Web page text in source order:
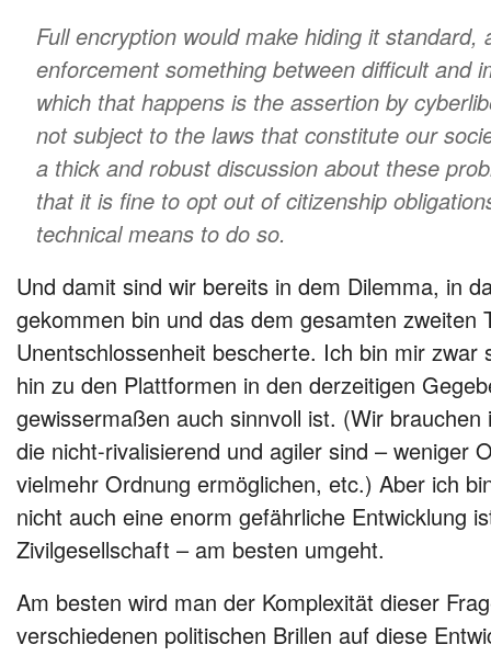
Full encryption would make hiding it standard,
enforcement something between difficult and
which that happens is the assertion by
not subject to the laws that constitute our
a thick and robust discussion about these
that it is fine to opt out of citizenship
technical means to do so.
Und damit sind wir bereits in dem Dilemma, in
gekommen bin und das dem gesamten zweiten
Unentschlossenheit bescherte. Ich bin mir zwar
hin zu den Plattformen in den derzeitigen
gewissermaßen auch sinnvoll ist. (Wir
die nicht-rivalisierend und agiler sind – weniger
vielmehr Ordnung ermöglichen, etc.) Aber ich
nicht auch eine enorm gefährliche Entwicklung
Zivilgesellschaft – am besten umgeht.
Am besten wird man der Komplexität dieser
verschiedenen politischen Brillen auf diese